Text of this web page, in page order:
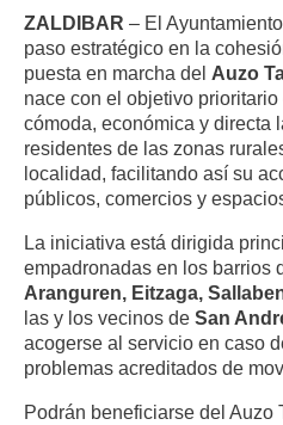
ZALDIBAR – El
paso estratégico en la
puesta en marcha del Auzo
nace con el objetivo
cómoda, económica y directa
residentes de las zonas
localidad, facilitando así su
públicos, comercios y
La iniciativa está dirigida
empadronadas en los barrios
Aranguren, Eitzaga,
las y los vecinos de San
acogerse al servicio en caso
problemas acreditados de
Podrán beneficiarse del Auzo